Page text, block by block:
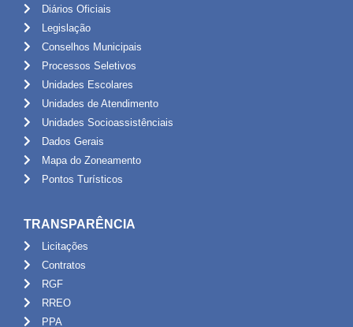
Diários Oficiais
Legislação
Conselhos Municipais
Processos Seletivos
Unidades Escolares
Unidades de Atendimento
Unidades Socioassistênciais
Dados Gerais
Mapa do Zoneamento
Pontos Turísticos
TRANSPARÊNCIA
Licitações
Contratos
RGF
RREO
PPA